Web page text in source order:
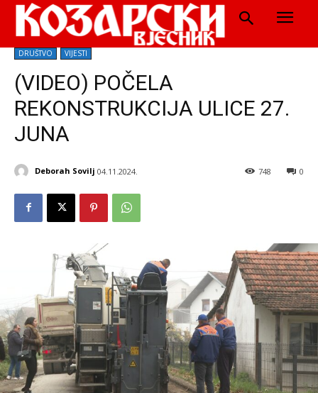
DRUŠTVO VIJESTI
(VIDEO) POČELA
REKONSTRUKCIJA ULICE 27.
JUNA
Deborah Sovilj 04.11.2024. 0
748